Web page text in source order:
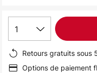
gallery
1
Retours gratuits sous
Options de paiement